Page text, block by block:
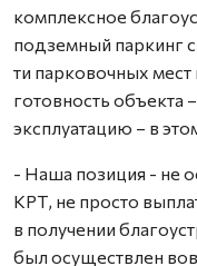
комплексное
подземный паркинг
ти парковочных
готовность объекта
эксплуатацию – в
- Наша позиция - не
КРТ, не просто
в получении
был осуществлен